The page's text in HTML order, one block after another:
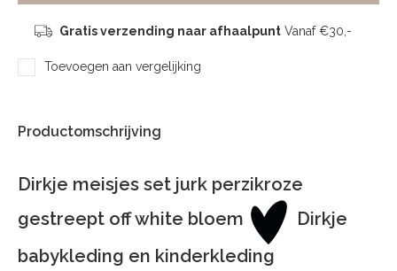
Gratis verzending naar afhaalpuntVanaf €30,-
Toevoegen aan vergelijking
Productomschrijving
Dirkje meisjes set jurk perzikroze
gestreept off white bloem
Dirkje
babykleding en kinderkleding